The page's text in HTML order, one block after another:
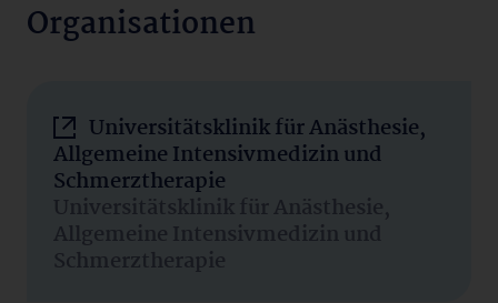
Organisationen
Universitätsklinik für Anästhesie,
Allgemeine Intensivmedizin und
Schmerztherapie
Universitätsklinik für Anästhesie,
Allgemeine Intensivmedizin und
Schmerztherapie